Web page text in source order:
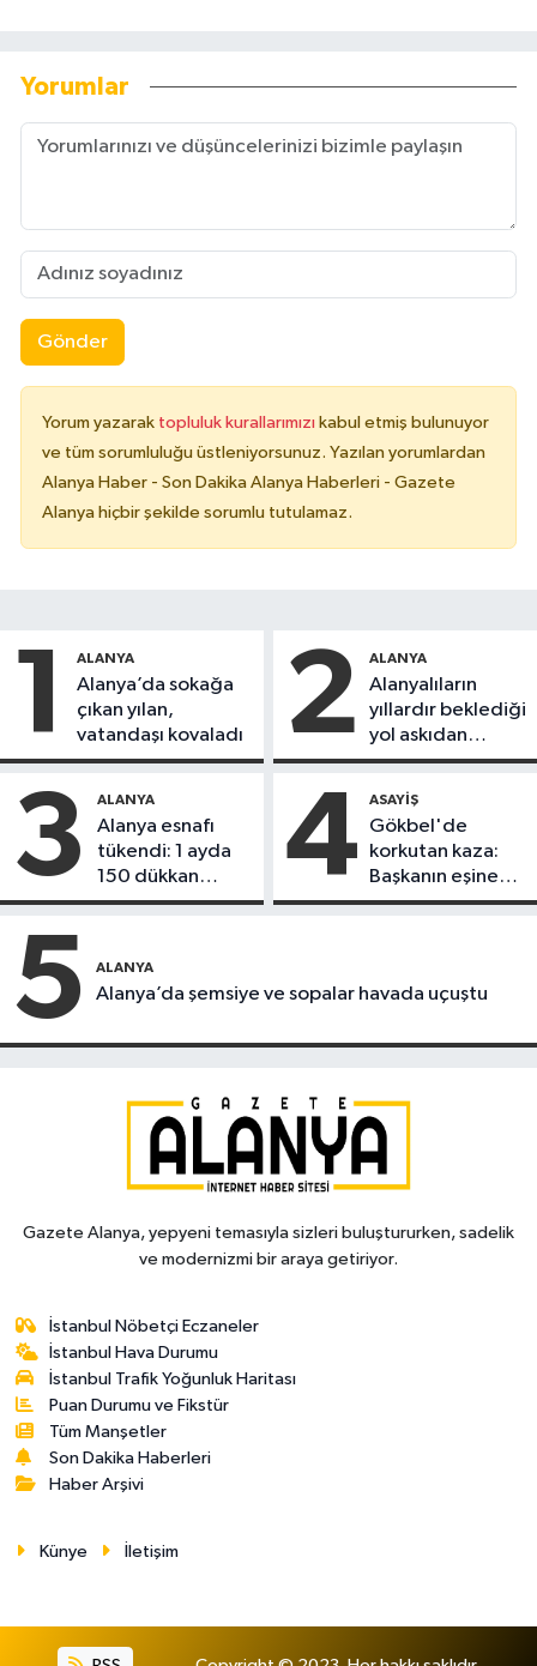
Yorumlar
Gönder
Yorum yazarak topluluk kurallarımızı kabul etmiş bulunuyor
ve tüm sorumluluğu üstleniyorsunuz. Yazılan yorumlardan
Alanya Haber - Son Dakika Alanya Haberleri - Gazete
Alanya hiçbir şekilde sorumlu tutulamaz.
1 ALANYA
Alanya’da sokağa
çıkan yılan,
vatandaşı kovaladı
2 ALANYA
Alanyalıların
yıllardır beklediği
yol askıdan
döndü
3 ALANYA
Alanya esnafı
tükendi: 1 ayda
150 dükkan
kapandı
4 ASAYIŞ
Gökbel'de
korkutan kaza:
Başkanın eşine
motosiklet çarptı
5 ALANYA
Alanya’da şemsiye ve sopalar havada uçuştu
Gazete Alanya, yepyeni temasıyla sizleri buluştururken, sadelik
ve modernizmi bir araya getiriyor.
İstanbul Nöbetçi Eczaneler
İstanbul Hava Durumu
İstanbul Trafik Yoğunluk Haritası
Puan Durumu ve Fikstür
Tüm Manşetler
Son Dakika Haberleri
Haber Arşivi
Künye İletişim